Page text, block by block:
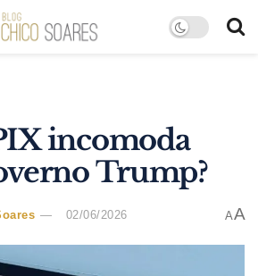
incomoda
Trump?
02/06/2026 AA